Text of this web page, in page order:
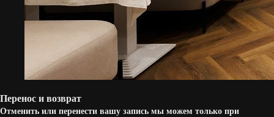
Перенос и возврат
Отменить или перенести вашу запись мы можем только при